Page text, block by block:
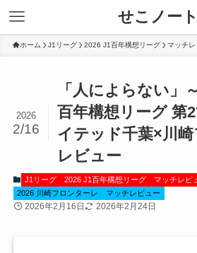
せこノート
ホーム J1リーグ 2026 J1百年構想リーグ マッチレ
「人によらない」
百年構想リーグ 第
イテッド千葉×川
レビュー
2026
2/16
J1リーグ 2026 J1百年構想リーグ マッチレビ
2026 川崎フロンターレ
マッチレビュー
2026年2月16日 2026年2月24日